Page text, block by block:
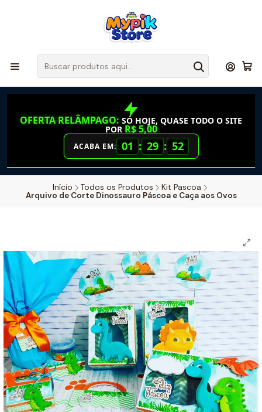
OFERTA RELÂMPAGO: SÓ HOJE, QUASE TODO O SITE
POR R$ 5,00
ACABA EM: 01 : 29 : 52
Início Todos os Produtos
Kit Pascoa
Arquivo de Corte Dinossauro Páscoa e Caça aos Ovos